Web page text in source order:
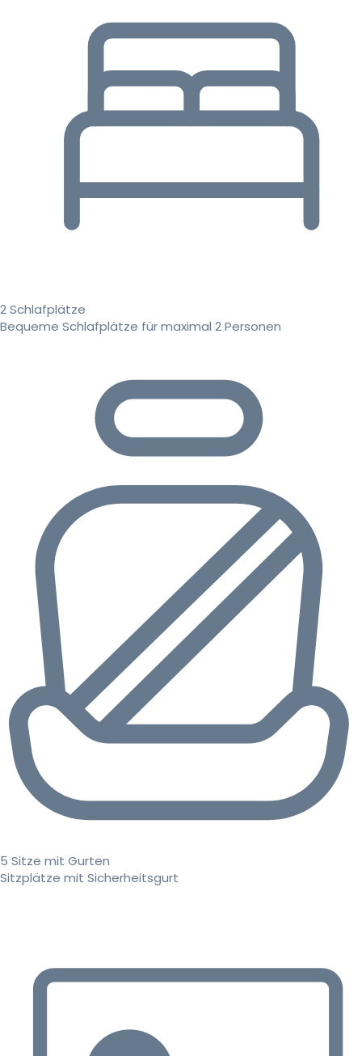
2 Schlafplätze
Bequeme Schlafplätze für maximal 2 Personen
5 Sitze mit Gurten
Sitzplätze mit Sicherheitsgurt